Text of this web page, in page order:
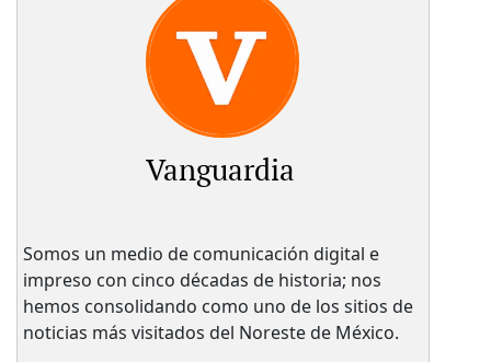
Vanguardia
Somos un medio de comunicación digital e
impreso con cinco décadas de historia; nos
hemos consolidando como uno de los sitios de
noticias más visitados del Noreste de México.